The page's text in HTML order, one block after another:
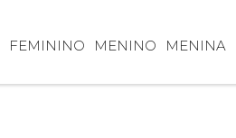
FEMININO MENINO MENINA